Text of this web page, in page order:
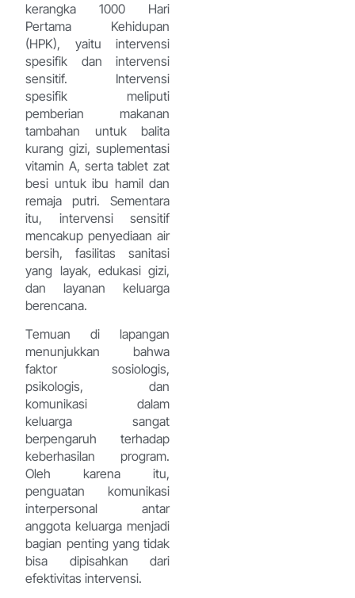
kerangka 1000 Hari
Pertama Kehidupan
(HPK), yaitu intervensi
spesifik dan intervensi
sensitif. Intervensi
spesifik meliputi
pemberian makanan
tambahan untuk balita
kurang gizi, suplementasi
vitamin A, serta tablet zat
besi untuk ibu hamil dan
remaja putri. Sementara
itu, intervensi sensitif
mencakup penyediaan air
bersih, fasilitas sanitasi
yang layak, edukasi gizi,
dan layanan keluarga
berencana.
Temuan di lapangan
menunjukkan bahwa
faktor sosiologis,
psikologis, dan
komunikasi dalam
keluarga sangat
berpengaruh terhadap
keberhasilan program.
Oleh karena itu,
penguatan komunikasi
interpersonal antar
anggota keluarga menjadi
bagian penting yang tidak
bisa dipisahkan dari
efektivitas intervensi.